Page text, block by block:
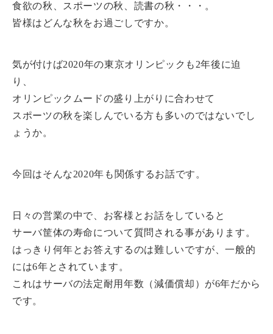
食欲の秋、スポーツの秋、読書の秋・・・。
皆様はどんな秋をお過ごしですか。
気が付けば2020年の東京オリンピックも2年後に迫
り、
オリンピックムードの盛り上がりに合わせて
スポーツの秋を楽しんでいる方も多いのではないでし
ょうか。
今回はそんな2020年も関係するお話です。
日々の営業の中で、お客様とお話をしていると
サーバ筐体の寿命について質問される事があります。
はっきり何年とお答えするのは難しいですが、一般的
には6年とされています。
これはサーバの法定耐用年数（減価償却）が6年だから
です。